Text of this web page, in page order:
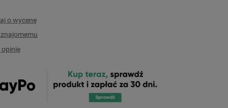
o wycenę